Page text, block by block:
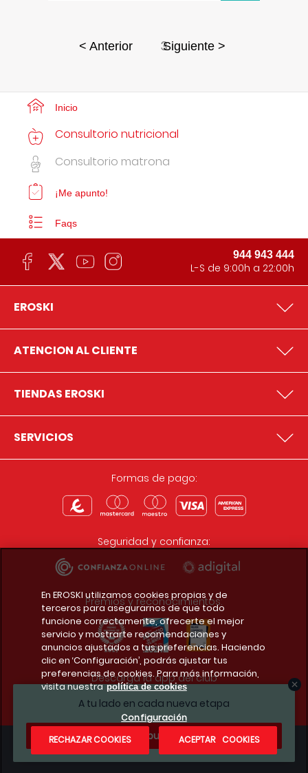
< Anterior 3Siguiente >
A tu lado en cada nueva etapa
¿Te apuntas?
Inicio
Consultorio nutricional
Consultorio matrona
¡Me apunto!
Faqs
944 943 444
L-S de 9:00h a 22:00h
EROSKI
ATENCION AL CLIENTE
TIENDAS EROSKI
SERVICIOS
Formas de pago:
Seguridad y confianza:
Premios y reconocimientos:
Descarga la app del club
Condiciones legales
En EROSKI utilizamos cookies propias y de
terceros para asegurarnos de que todo
funcione correctamente, ofrecerte el mejor
servicio y mostrarte recomendaciones y
anuncios ajustados a tus preferencias. Haciendo
clic en ‘Configuración’, podrás ajustar tus
preferencias de cookies. Para más información,
visita nuestra política de cookies
Configuración
RECHAZAR COOKIES
ACEPTAR COOKIES